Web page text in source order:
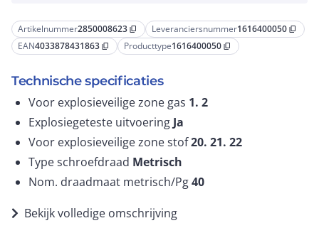
Artikelnummer2850008623 content_copy Leveranciersnummer1616400050 content_copy
EAN4033878431863 content_copy Producttype1616400050 content_copy
Technische specificaties
Voor explosieveilige zone gas 1. 2
Explosiegeteste uitvoering Ja
Voor explosieveilige zone stof20. 21. 22
Type schroefdraad Metrisch
Nom. draadmaat metrisch/Pg40
Bekijk volledige omschrijving